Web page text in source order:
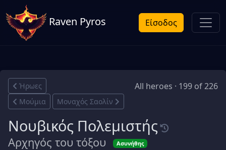
Raven Pyros Είσοδος
Ήρωες All heroes · 199 of 226
Μούμια Μοναχός Σαολίν
Νουβικός Πολεμιστής
Αρχηγός του τόξου Ασυνήθης